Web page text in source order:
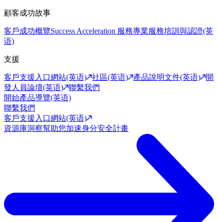
顧客成功故事
客戶成功概覽Success Acceleration 服務專業服務培訓與認證(英
语)
支援
客戶支援入口網站(英语) 社區(英语) 產品說明文件(英语)
開
發人員論壇(英语)
聯繫我們
開始產品導覽(英语)
聯繫我們
客戶支援入口網站(英语)
資源庫洞察幫助您加速身分安全計畫